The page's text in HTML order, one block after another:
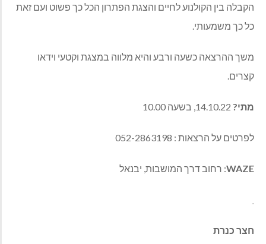
הקבלה בין הקולנוע לחיים והצגת הפתרון הכל כך פשוט ועם זאת
כל כך משמעותי.
משך ההרצאה כשעה ורבע והיא מלווה במצגת וקטעי וידאו
קצרים.
מתי?14.10.22, בשעה 10.00
לפרטים על הרצאות : 052-2863198
WAZE: רחוב דרך המושבות, יבנאל
חצר כנרת